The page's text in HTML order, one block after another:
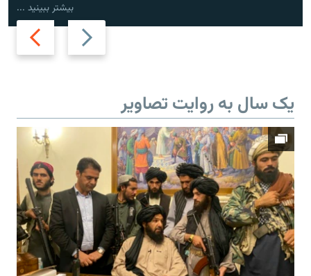
Previous
slide
Next
slide
بیشتر ببینید ...
یک سال به روایت تصاویر